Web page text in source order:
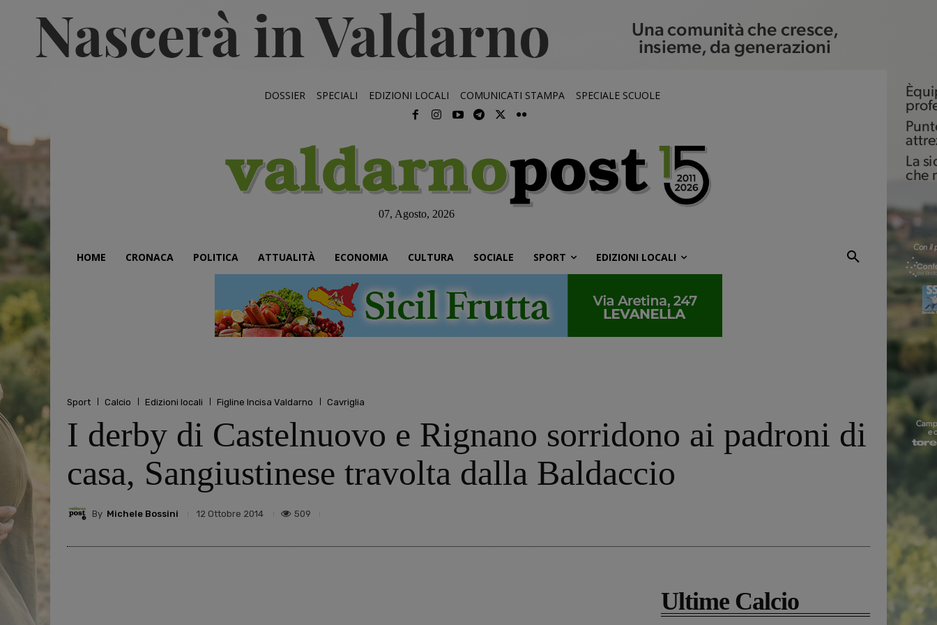
DOSSIER SPECIALI EDIZIONI LOCALI COMUNICATI STAMPA SPECIALE SCUOLE
07, Agosto, 2026
HOME CRONACA POLITICA ATTUALITÀ ECONOMIA CULTURA SOCIALE SPORT EDIZIONI LOCALI
Sport Calcio Edizioni locali Figline Incisa Valdarno Cavriglia
I derby di Castelnuovo e Rignano sorridono ai padroni di
casa, Sangiustinese travolta dalla Baldaccio
By Michele Bossini 12 Ottobre 2014 509
Ultime Calcio